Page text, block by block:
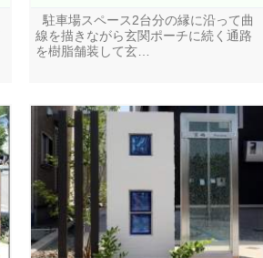
駐車場スペース2台分の縁に沿って曲
線を描きながら玄関ポーチに続く通路
を樹脂舗装して玄…